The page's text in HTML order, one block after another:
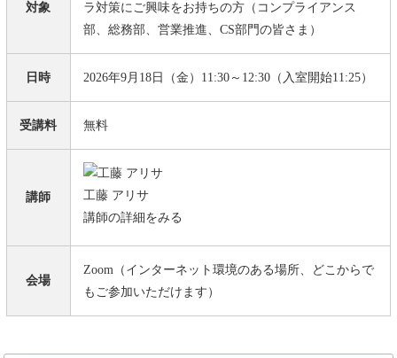
対象
ラ対策にご興味をお持ちの方（コンプライアンス
部、総務部、営業推進、CS部門の皆さま）
日時 2026年9月18日（金）11:30～12:30（入室開始11:25）
受講料 無料
講師
工藤 アリサ
講師の詳細をみる
会場
Zoom（インターネット環境のある場所、どこからで
もご参加いただけます）